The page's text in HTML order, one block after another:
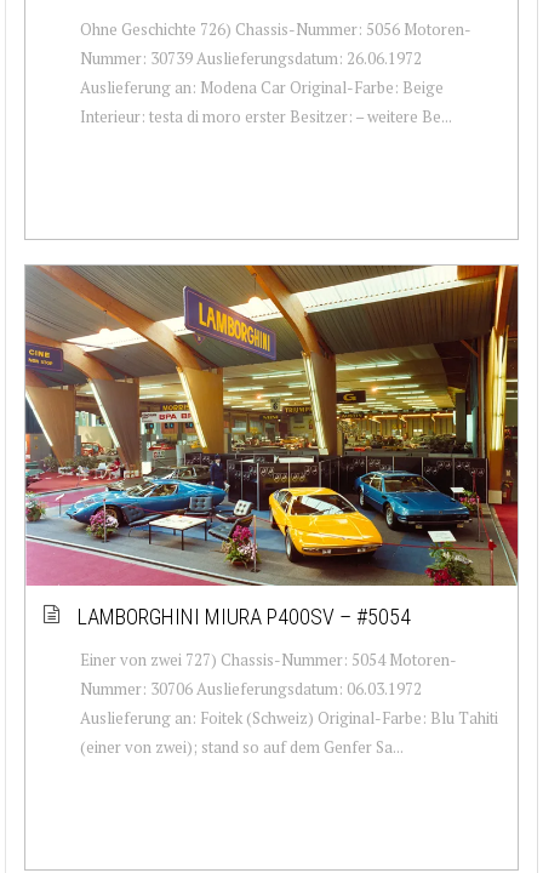
Ohne Geschichte 726) Chassis-Nummer: 5056 Motoren-
Nummer: 30739 Auslieferungsdatum: 26.06.1972
Auslieferung an: Modena Car Original-Farbe: Beige
Interieur: testa di moro erster Besitzer: – weitere Be...
LAMBORGHINI MIURA P400SV – #5054
Einer von zwei 727) Chassis-Nummer: 5054 Motoren-
Nummer: 30706 Auslieferungsdatum: 06.03.1972
Auslieferung an: Foitek (Schweiz) Original-Farbe: Blu Tahiti
(einer von zwei); stand so auf dem Genfer Sa...